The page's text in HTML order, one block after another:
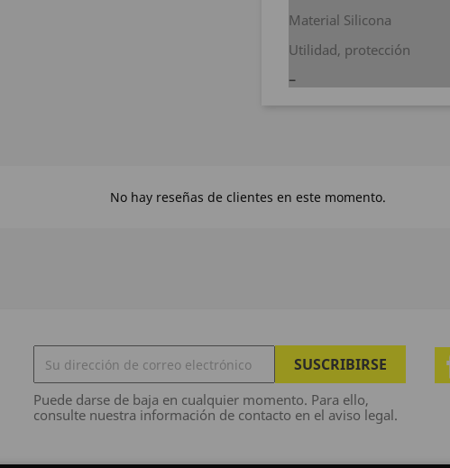
Material Silicona
Utilidad, protección
No hay reseñas de clientes en este momento.
Puede darse de baja en cualquier momento. Para ello,
consulte nuestra información de contacto en el aviso legal.